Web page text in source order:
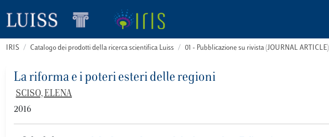
IRIS Catalogo dei prodotti della ricerca scientifica Luiss 01 - Pubblicazione su rivista (JOURNAL ARTICLE)
La riforma e i poteri esteri delle regioni
SCISO, ELENA
2016